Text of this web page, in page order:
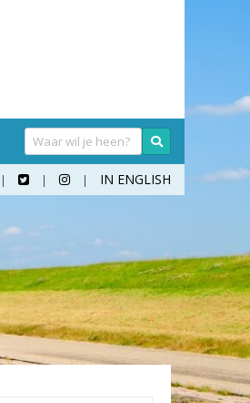
  IN ENGLISH